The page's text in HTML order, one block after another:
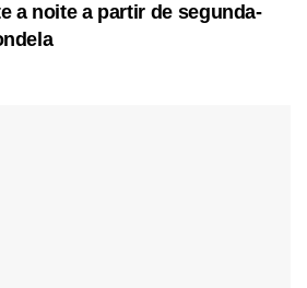
a noite a partir de segunda-